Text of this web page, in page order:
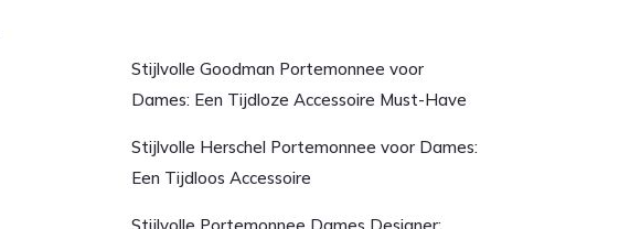
Stijlvolle Goodman Portemonnee voor
Dames: Een Tijdloze Accessoire Must-Have
Stijlvolle Herschel Portemonnee voor Dames:
Een Tijdloos Accessoire